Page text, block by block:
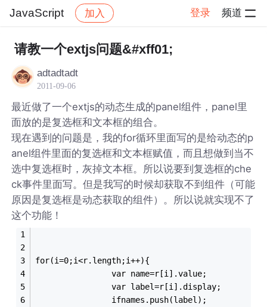
JavaScript 加入 登录 频道
社区 JavaScript 帖子详情
请教一个extjs问题&#xff01;
adtadtadt
2011-09-06
最近做了一个extjs的动态生成的panel组件，panel里
面放的是复选框和文本框的组合。
现在遇到的问题是，我的for循环里面写的是给动态的p
anel组件里面的复选框和文本框赋值，而且想做到当不
选中复选框时，灰掉文本框。所以说要到复选框的che
ck事件里面写。但是我写的时候却获取不到组件（可能
原因是复选框是动态获取的组件）。所以说就实现不了
这个功能！
for(i=0;i<r.length;i++){
				var name=r[i].value;
				var label=r[i].display;
				ifnames.push(label);